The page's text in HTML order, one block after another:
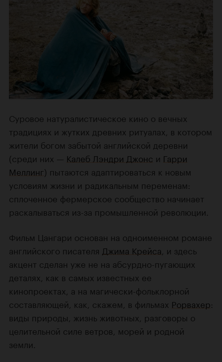
Суровое натуралистическое кино о вечных
традициях и жутких древних ритуалах, в котором
жители богом забытой английской деревни
(среди них — Калеб Лэндри Джонс и Гарри
Меллинг) пытаются адаптироваться к новым
условиям жизни и радикальным переменам:
сплоченное фермерское сообщество начинает
раскалываться из-за промышленной революции.
Фильм Цангари основан на одноименном романе
английского писателя Джима Крейса, и здесь
акцент сделан уже не на абсурдно-пугающих
деталях, как в самых известных ее
кинопроектах, а на магически-фольклорной
составляющей, как, скажем, в фильмах Рорвахер:
виды природы, жизнь животных, разговоры о
целительной силе ветров, морей и родной
земли.